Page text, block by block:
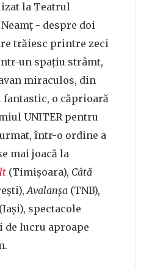
la Teatrul
- despre doi
trăiesc printre zeci
un spațiu strâmt,
miraculos, din
fantastic, o căprioară
UNITER pentru
urmat, într-o ordine a
mai joacă la
(Timișoara), Câtă
Avalanșa (TNB),
(Iași), spectacole
lucru aproape